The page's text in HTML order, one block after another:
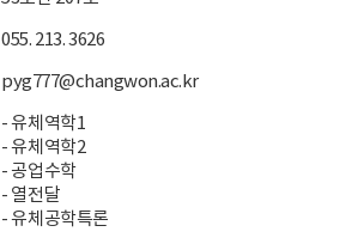
055. 213. 3626
pyg777@changwon.ac.kr
- 유체역학1
- 유체역학2
- 공업수학
- 열전달
- 유체공학특론